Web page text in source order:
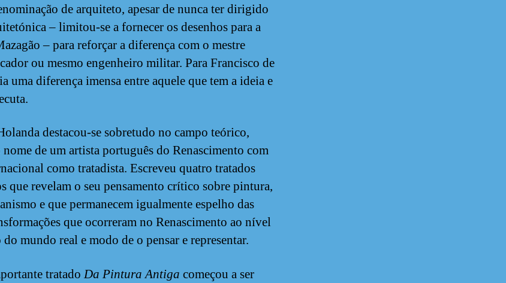
de arquiteto, apesar de nunca ter dirigido
– limitou-se a fornecer os desenhos para a
– para reforçar a diferença com o mestre
ou mesmo engenheiro militar. Para Francisco de
uma diferença imensa entre aquele que tem a ideia e
destacou-se sobretudo no campo teórico,
de um artista português do Renascimento com
como tratadista. Escreveu quatro tratados
que revelam o seu pensamento crítico sobre pintura,
e que permanecem igualmente espelho das
que ocorreram no Renascimento ao nível
do mundo real e modo de o pensar e representar.
tratado Da Pintura Antiga começou a ser